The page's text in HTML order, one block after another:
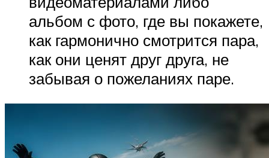
альбом с фото, где вы покажете,
как гармонично смотрится пара,
как они ценят друг друга, не
забывая о пожеланиях паре.